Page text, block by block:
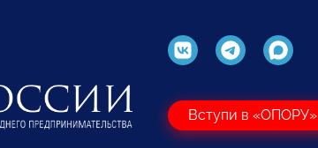
Вступи в «ОПОРУ»